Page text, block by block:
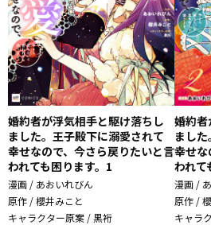
婚約者が浮気相手と駆け落ちし
ました。王子殿下に溺愛されて
幸せなので、今さら戻りたいと言
われても困ります。1
漫画 / あおいれびん
原作 / 櫻井みこと
キャラクター原案 / 黒裄
婚約者
まし
幸せな
われて
漫画 /
原作 /
キャラ